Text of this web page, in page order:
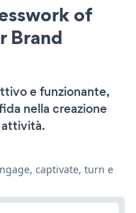
of
Brand
e funzionante,
nella creazione
attività.
captivate, turn e